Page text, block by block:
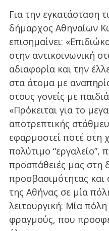
Για την εγκατάσταση
δήμαρχος Αθηναίων
επισημαίνει:
στην αντικοινωνική
αδιαφορία και την
στα άτομα με
στους γονείς με
«Πρόκειται για το
αποτρεπτικής
εφαρμοστεί ποτέ στη
πολύτιμο “εργαλείο”,
προσπάθειές μας στη
προσβασιμότητας
της Αθήνας σε μία
λειτουργική: Μία
φραγμούς, που